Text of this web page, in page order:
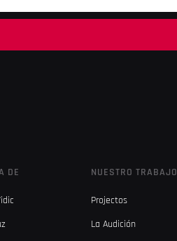
DE NUESTRO TRABAJO
Projectos
La Audición